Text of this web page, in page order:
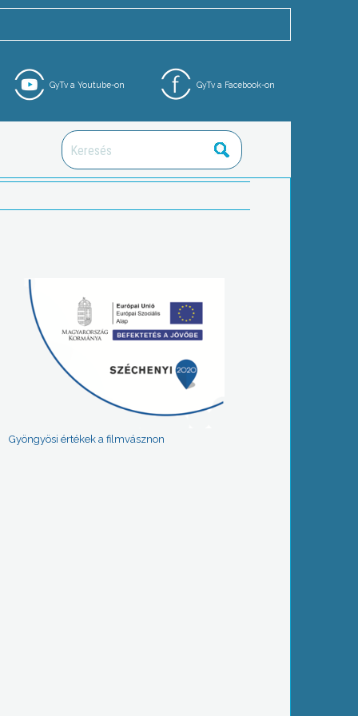
GyTv a Facebook-on
GyTv a Youtube-on
Gyöngyösi értékek a filmvásznon